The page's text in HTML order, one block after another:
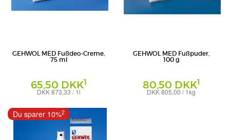
GEHWOL MED Fußdeo-Creme,
75 ml
65,50 DKK1
DKK 873,33 / 1l
Eduard Gerlach GmbH
GEHWOL MED Fußpuder,
100 g
80,50 DKK1
DKK 805,00 / 1kg
Du sparer 10%2